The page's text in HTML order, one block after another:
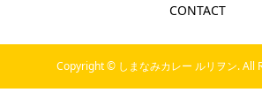
CONTACT
Copyright © しまなみカレー ルリヲン. All